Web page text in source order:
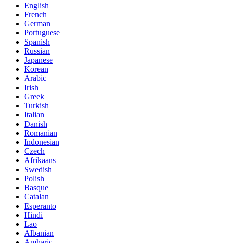
English
French
German
Portuguese
Spanish
Russian
Japanese
Korean
Arabic
Irish
Greek
Turkish
Italian
Danish
Romanian
Indonesian
Czech
Afrikaans
Swedish
Polish
Basque
Catalan
Esperanto
Hindi
Lao
Albanian